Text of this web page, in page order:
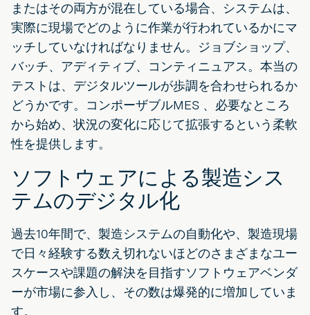
またはその両方が混在している場合、システムは、
実際に現場でどのように作業が行われているかにマ
ッチしていなければなりません。ジョブショップ、
バッチ、アディティブ、コンティニュアス。本当の
テストは、デジタルツールが歩調を合わせられるか
どうかです。コンポーザブルMES 、必要なところ
から始め、状況の変化に応じて拡張するという柔軟
性を提供します。
ソフトウェアによる製造シス
テムのデジタル化
過去10年間で、製造システムの自動化や、製造現場
で日々経験する数え切れないほどのさまざまなユー
スケースや課題の解決を目指すソフトウェアベンダ
ーが市場に参入し、その数は爆発的に増加していま
す。